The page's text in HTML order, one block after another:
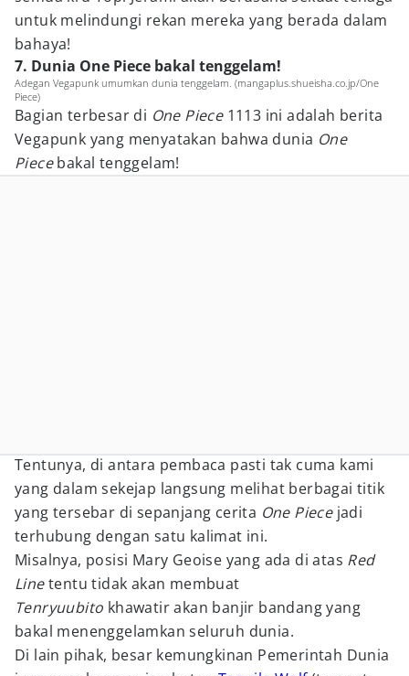
untuk melindungi rekan mereka yang berada dalam
bahaya!
7. Dunia One Piece bakal tenggelam!
Adegan Vegapunk umumkan dunia tenggelam. (mangaplus.shueisha.co.jp/One
Piece)
Bagian terbesar di One Piece 1113 ini adalah berita
Vegapunk yang menyatakan bahwa dunia One
Piecebakal tenggelam!
Tentunya, di antara pembaca pasti tak cuma kami
yang dalam sekejap langsung melihat berbagai titik
yang tersebar di sepanjang cerita One Piece jadi
terhubung dengan satu kalimat ini.
Misalnya, posisi Mary Geoise yang ada di atas Red
Linetentu tidak akan membuat
Tenryuubito khawatir akan banjir bandang yang
bakal menenggelamkan seluruh dunia.
Di lain pihak, besar kemungkinan Pemerintah Dunia